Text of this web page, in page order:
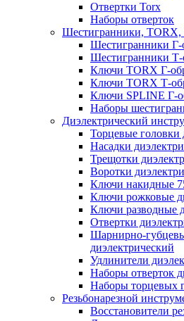
Отвертки Torx
Наборы отверток
Шестигранники, TORX,
Шестигранники Г-
Шестигранники Т-
Ключи TORX Г-
Ключи TORX Т-
Ключи SPLINE Г-
Наборы
Диэлектрический
Торцевые головки
Насадки
Трещотки
Воротки
Ключи накидные
Ключи рожковые
Ключи разводные
Отвертки
Шарнирно-
диэлектрический
Удлинители
Наборы отверток
Наборы торцевых
Резьбонарезной
Восстановители